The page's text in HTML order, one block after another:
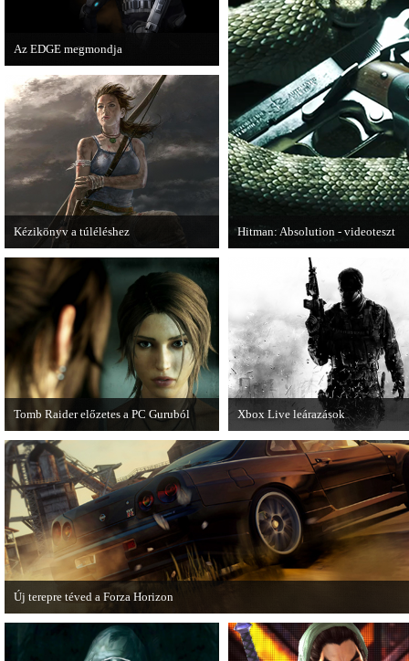
Az EDGE megmondja
Az egyik leghíresebb játékmagazin, az
EDGE is elmondja, hogy szerinte
melyek voltak idén a legjobb játékok.
Hitman: Absolution - videoteszt
A PC Gurutól Bate és Chris
a legújabb Hitmant.
Kézikönyv a túléléshez
A Tomb Raider sem ússza meg a
manapság már kötelező videosorozatot.
Tomb Raider előzetes a PC Guruból
A PC Guru friss számában több oldalon
olvashatunk az új Tomb Raiderről,
mely cikkből most egy részletet online
is közzétettek.
Xbox Live leárazások
December 18-án az Xbox Live
rendszerében is elkezdődnek a
karácsonyi akciózások.
Új terepre téved a Forza Horizon
Hamarosan megérkezik a Forza Horizon első nagyszabású kiegészítője, a Rally
Expansion Pack.